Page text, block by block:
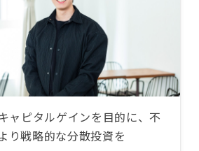
ャピタルゲインを目的に、不
り戦略的な分散投資を